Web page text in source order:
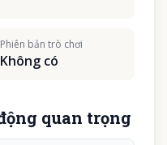
Phiên bản trò chơi
Không có
quan trọng